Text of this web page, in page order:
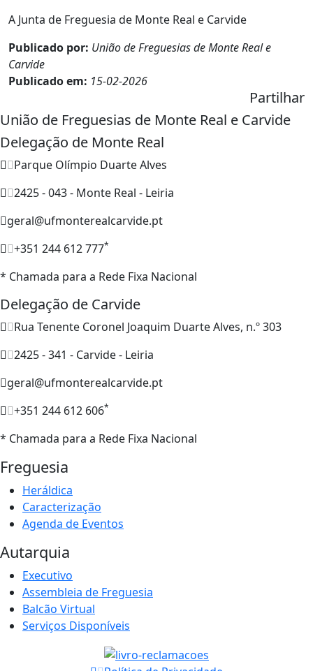
A Junta de Freguesia de Monte Real e Carvide
Publicado por: União de Freguesias de Monte Real e
Carvide
Publicado em: 15-02-2026
Partilhar
União de Freguesias de Monte Real e Carvide
Delegação de Monte Real
Parque Olímpio Duarte Alves
2425 - 043 - Monte Real - Leiria
geral@ufmonterealcarvide.pt
+351 244 612 777*
* Chamada para a Rede Fixa Nacional
Delegação de Carvide
Rua Tenente Coronel Joaquim Duarte Alves, n.º 303
2425 - 341 - Carvide - Leiria
geral@ufmonterealcarvide.pt
+351 244 612 606*
* Chamada para a Rede Fixa Nacional
Freguesia
Heráldica
Caracterização
Agenda de Eventos
Autarquia
Executivo
Assembleia de Freguesia
Balcão Virtual
Serviços Disponíveis